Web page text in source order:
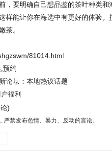
，要明确自己想品鉴的茶叶种类
样能让你在海选中有更好的体验
茶。
81014.html
预约
论坛：本地热议话题
福利
)
禁发布色情、暴力、反动的言论。